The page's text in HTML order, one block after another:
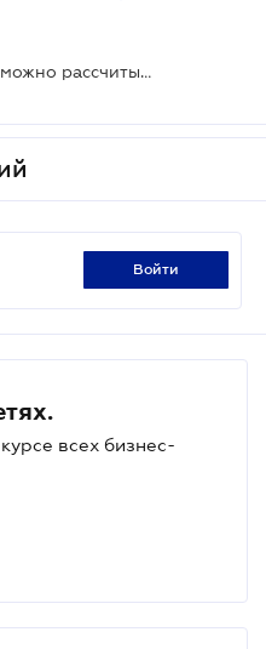
Исключения, когда в Украине можно рассчитываться иностранной валютой
войти
всех бизнес-